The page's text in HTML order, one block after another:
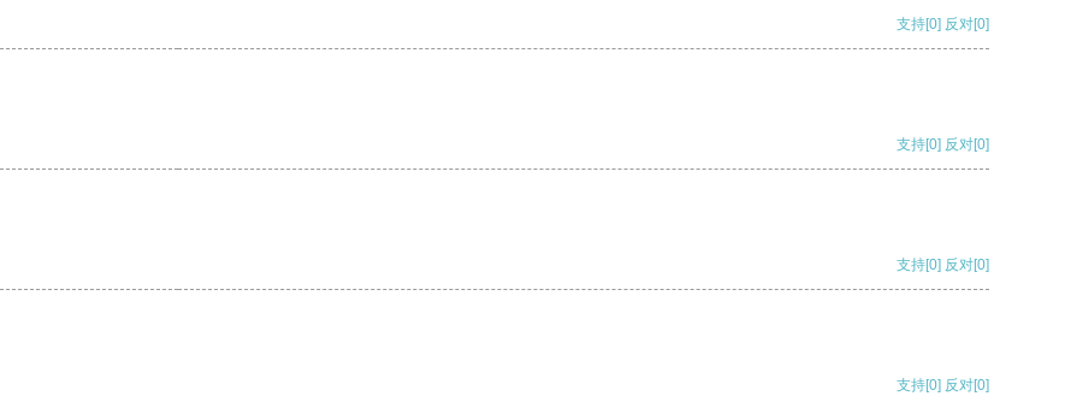
支持[0] 反对[0]
支持[0] 反对[0]
支持[0] 反对[0]
支持[0] 反对[0]